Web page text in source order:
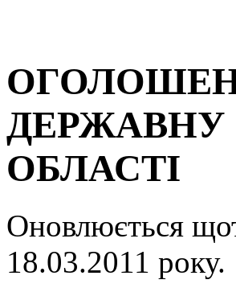
ДЕРЖАВНУ
ОБЛАСТІ
Оновлюється
18.03.2011 року.